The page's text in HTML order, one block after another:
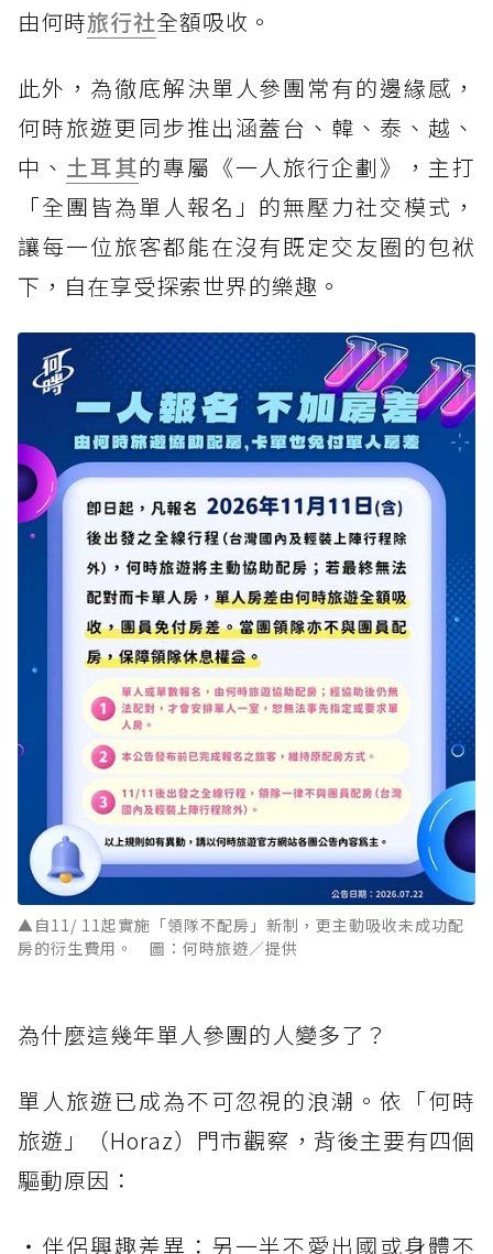
由何時旅行社全額吸收。
此外，為徹底解決單人參團常有的邊緣感，
何時旅遊更同步推出涵蓋台、韓、泰、越、
中、 土耳其的專屬《一人旅行企劃》，主打
「全團皆為單人報名」的無壓力社交模式，
讓每一位旅客都能在沒有既定交友圈的包袱
下，自在享受探索世界的樂趣。
▲自11/ 11起實施「領隊不配房」新制，更主動吸收未成功配
房的衍生費用。 圖：何時旅遊／提供
為什麼這幾年單人參團的人變多了？
單人旅遊已成為不可忽視的浪潮。依「何時
旅遊」（Horaz）門市觀察，背後主要有四個
驅動原因：
・伴侶興趣差異：另一半不愛出國或身體不